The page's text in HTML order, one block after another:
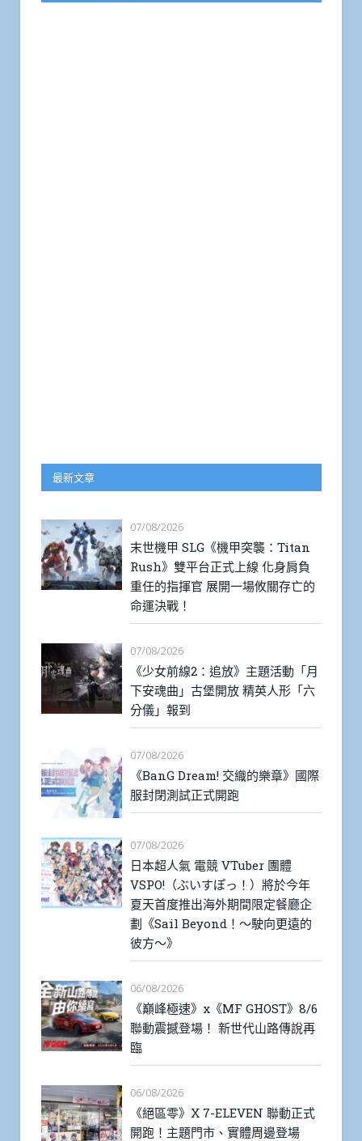
最新文章
07/08/2026
末世機甲 SLG《機甲突襲：Titan
Rush》雙平台正式上線 化身肩負
重任的指揮官 展開一場攸關存亡的
命運決戰！
07/08/2026
《少女前線2：追放》主題活動「月
下安魂曲」古堡開放 精英人形「六
分儀」報到
07/08/2026
《BanG Dream! 交織的樂章》國際
服封閉測試正式開跑
07/08/2026
日本超人氣 電競 VTuber 團體
VSPO!（ぶいすぽっ！）將於今年
夏天首度推出海外期間限定餐廳企
劃《Sail Beyond！～駛向更遠的
彼方～》
06/08/2026
《巔峰極速》x《MF GHOST》8/6
聯動震撼登場！ 新世代山路傳說再
臨
06/08/2026
《絕區零》X 7-ELEVEN 聯動正式
開跑！主題門市、實體周邊登場